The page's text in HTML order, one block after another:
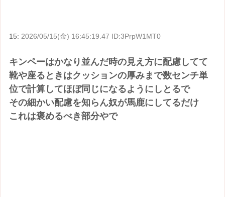
15: 2026/05/15(金) 16:45:19.47 ID:3PrpW1MT0
キンペーはかなり並んだ時の見え方に配慮してて
靴や座るときはクッションの厚みまで数センチ単
位で計算してほぼ同じになるようにしとるで
その細かい配慮を知らん奴が馬鹿にしてるだけ
これは褒めるべき部分やで